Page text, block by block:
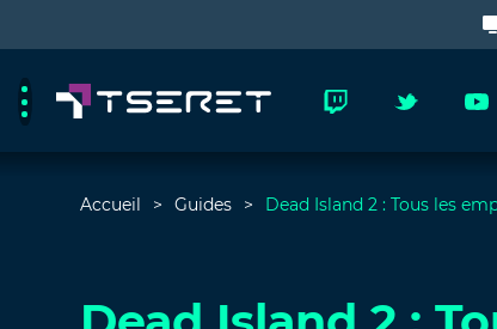
Accueil Guides Dead Island 2 : Tous les